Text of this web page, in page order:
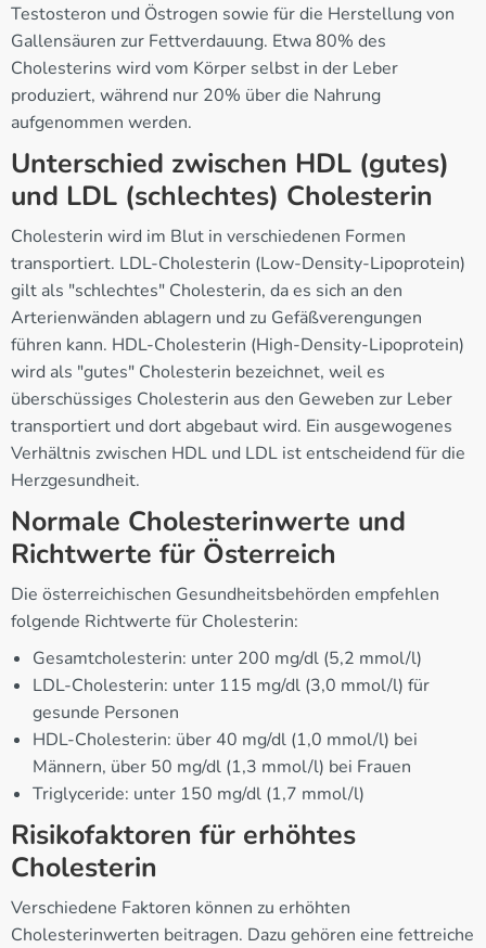
Testosteron und Östrogen sowie für die Herstellung von
Gallensäuren zur Fettverdauung. Etwa 80% des
Cholesterins wird vom Körper selbst in der Leber
produziert, während nur 20% über die Nahrung
aufgenommen werden.
Unterschied zwischen HDL (gutes)
und LDL (schlechtes) Cholesterin
Cholesterin wird im Blut in verschiedenen Formen
transportiert. LDL-Cholesterin (Low-Density-Lipoprotein)
gilt als "schlechtes" Cholesterin, da es sich an den
Arterienwänden ablagern und zu Gefäßverengungen
führen kann. HDL-Cholesterin (High-Density-Lipoprotein)
wird als "gutes" Cholesterin bezeichnet, weil es
überschüssiges Cholesterin aus den Geweben zur Leber
transportiert und dort abgebaut wird. Ein ausgewogenes
Verhältnis zwischen HDL und LDL ist entscheidend für die
Herzgesundheit.
Normale Cholesterinwerte und
Richtwerte für Österreich
Die österreichischen Gesundheitsbehörden empfehlen
folgende Richtwerte für Cholesterin:
Gesamtcholesterin: unter 200 mg/dl (5,2 mmol/l)
LDL-Cholesterin: unter 115 mg/dl (3,0 mmol/l) für
gesunde Personen
HDL-Cholesterin: über 40 mg/dl (1,0 mmol/l) bei
Männern, über 50 mg/dl (1,3 mmol/l) bei Frauen
Triglyceride: unter 150 mg/dl (1,7 mmol/l)
Risikofaktoren für erhöhtes
Cholesterin
Verschiedene Faktoren können zu erhöhten
Cholesterinwerten beitragen. Dazu gehören eine fettreiche